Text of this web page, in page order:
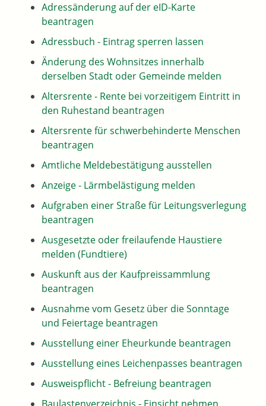
Adressänderung auf der eID-Karte
beantragen
Adressbuch - Eintrag sperren lassen
Änderung des Wohnsitzes innerhalb
derselben Stadt oder Gemeinde melden
Altersrente - Rente bei vorzeitigem Eintritt in
den Ruhestand beantragen
Altersrente für schwerbehinderte Menschen
beantragen
Amtliche Meldebestätigung ausstellen
Anzeige - Lärmbelästigung melden
Aufgraben einer Straße für Leitungsverlegung
beantragen
Ausgesetzte oder freilaufende Haustiere
melden (Fundtiere)
Auskunft aus der Kaufpreissammlung
beantragen
Ausnahme vom Gesetz über die Sonntage
und Feiertage beantragen
Ausstellung einer Eheurkunde beantragen
Ausstellung eines Leichenpasses beantragen
Ausweispflicht - Befreiung beantragen